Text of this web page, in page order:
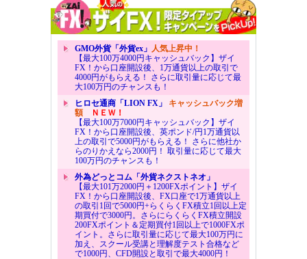
GMO外貨「外貨ex」 人気上昇中！
【最大100万4000円キャッシュバック】ザイ
FX！から口座開設後、1万通貨以上の取引で
4000円がもらえる！ さらに取引量に応じて最
大100万円のチャンスも！
ヒロセ通商「LION FX」 キャッシュバック増
額ＮＥＷ！
【最大100万7000円キャッシュバック】ザイ
FX！から口座開設後、英ポンド/円1万通貨以
上の取引で5000円がもらえる！ さらに他社か
らのりかえなら2000円！ 取引量に応じて最大
100万円のチャンスも！
外為どっとコム「外貨ネクストネオ」
【最大101万2000円＋1200FXポイント】ザイ
FX！から口座開設後、FX口座で1万通貨以上
の取引1回で5000円+らくらくFX積立1回以上定
期買付で3000円。さらにらくらくFX積立開設
200FXポイント＆定期買付1回以上で1000FXポ
イント。さらに取引量に応じて最大100万円に
加え、スクール受講と理解度テスト合格など
で1000円、CFD開設と取引で最大4000円！